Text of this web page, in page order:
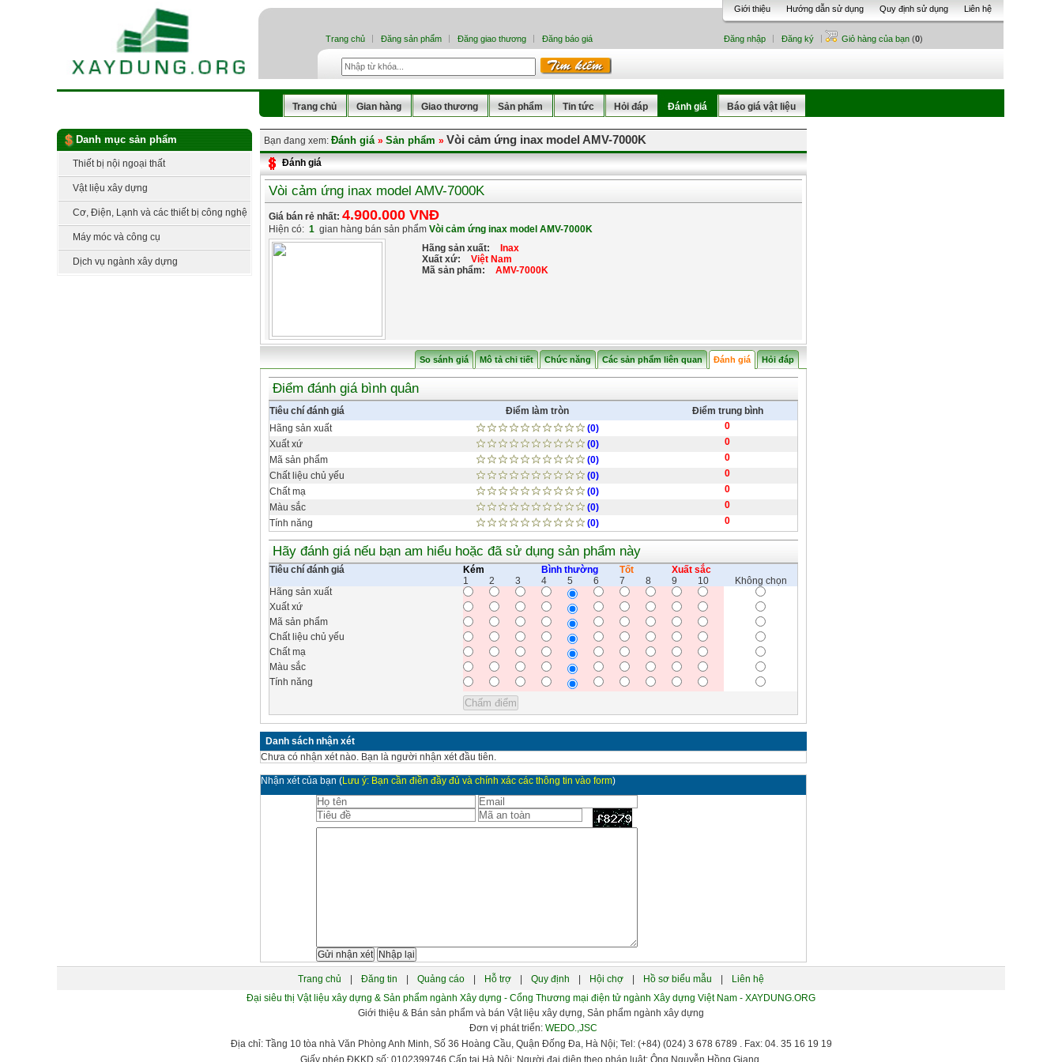
Giới thiệu Hướng dẫn sử dụng Quy định sử dụng Liên hệ
Trang chủ Đăng sản phẩm Đăng giao thương Đăng báo giá Đăng nhập Đăng ký Giỏ hàng của bạn (0)
Trang chủ Gian hàng Giao thương Sản phẩm Tin tức Hỏi đáp Đánh giá Báo giá vật liệu
Danh mục sản phẩm
Thiết bị nội ngoại thất
Vật liệu xây dựng
Cơ, Điện, Lạnh và các thiết bị công nghệ
Máy móc và công cụ
Dịch vụ ngành xây dựng
Bạn đang xem: Đánh giá » Sản phẩm » Vòi cảm ứng inax model AMV-7000K
Đánh giá
Vòi cảm ứng inax model AMV-7000K
Giá bán rẻ nhất: 4.900.000 VNĐ
Hiện có: 1 gian hàng bán sản phẩm Vòi cảm ứng inax model AMV-7000K
Hãng sản xuất:
Inax
Xuất xứ:
Việt Nam
Mã sản phẩm:
AMV-7000K
So sánh giá Mô tả chi tiết Chức năng Các sản phẩm liên quan Đánh giá Hỏi đáp
Điểm đánh giá bình quân
Tiêu chí đánh giá Điểm làm tròn
Điểm trung bình
Hãng sản xuất
(0)
0
Xuất xứ
(0)
0
Mã sản phẩm
(0)
0
Chất liệu chủ yếu
(0)
0
Chất mạ
(0)
0
Màu sắc
(0)
0
Tính năng
(0) 0
Hãy đánh giá nếu bạn am hiểu hoặc đã sử dụng sản phẩm này
Tiêu chí đánh giá Kém Bình thường Tốt
Xuất sắc
1
2 3 4 5 6 7 8 9 10
Không chọn
Hãng sản xuất
Xuất xứ
Mã sản phẩm
Chất liệu chủ yếu
Chất mạ
Màu sắc
Tính năng
Danh sách nhận xét
Chưa có nhận xét nào. Bạn là người nhận xét đầu tiên.
Nhận xét của bạn (Lưu ý: Bạn cần điền đầy đủ và chính xác các thông tin vào form)
Trang chủ Đăng tin Quảng cáo Hỗ trợ Quy định Hội chợ Hồ sơ biểu mẫu
Liên hệ
Đại siêu thị Vật liệu xây dựng & Sản phẩm ngành Xây dựng - Cổng Thương mại điện tử ngành Xây dựng Việt Nam - XAYDUNG.ORG
Giới thiệu & Bán sản phẩm và bán Vật liệu xây dựng, Sản phẩm ngành xây dựng
Đơn vị phát triển: WEDO.,JSC
Địa chỉ: Tầng 10 tòa nhà Văn Phòng Anh Minh, Số 36 Hoàng Cầu, Quận Đống Đa, Hà Nội; Tel: (+84) (024) 3 678 6789 . Fax: 04. 35 16 19 19
Giấy phép ĐKKD số: 0102399746 Cấp tại Hà Nội; Người đại diện theo pháp luật: Ông Nguyễn Hồng Giang.